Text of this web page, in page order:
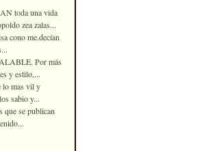
toda una vida
zea zalas...
cono me.decían
Por más
y estilo,...
lo mas vil y
sabio y...
que se publican